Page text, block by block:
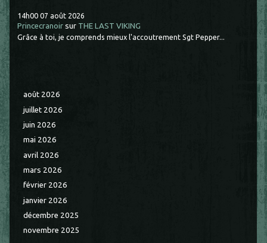
14h00 07 août 2026
Princecranoir sur THE LAST VIKING
Grâce à toi, je comprends mieux l'accoutrement Sgt Pepper...
août 2026
juillet 2026
juin 2026
mai 2026
avril 2026
mars 2026
février 2026
janvier 2026
décembre 2025
novembre 2025